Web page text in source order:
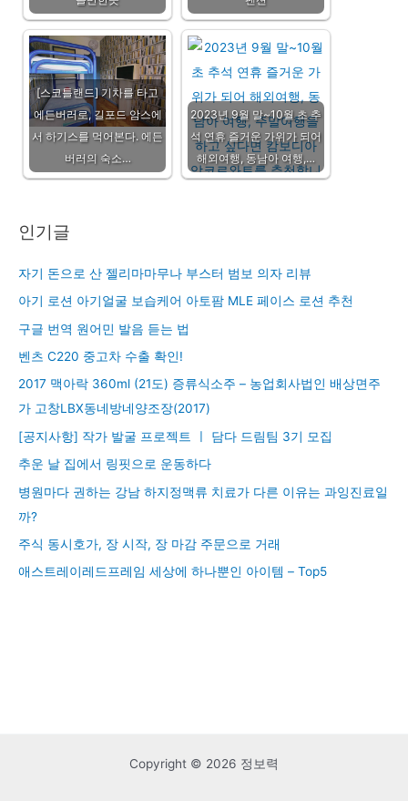
[스코틀랜드] 기차를 타고
에든버러로, 길포드 암스에
서 하기스를 먹어본다. 에든
버러의 숙소…
2023년 9월 말~10월 초 추
석 연휴 즐거운 가위가 되어
해외여행, 동남아 여행,…
인기글
자기 돈으로 산 젤리마마무나 부스터 범보 의자 리뷰
아기 로션 아기얼굴 보습케어 아토팜 MLE 페이스 로션 추천
구글 번역 원어민 발음 듣는 법
벤츠 C220 중고차 수출 확인!
2017 맥아락 360ml (21도) 증류식소주 – 농업회사법인 배상면주
가 고창LBX동네방네양조장(2017)
[공지사항] 작가 발굴 프로젝트 ㅣ 담다 드림팀 3기 모집
추운 날 집에서 링핏으로 운동하다
병원마다 권하는 강남 하지정맥류 치료가 다른 이유는 과잉진료일
까?
주식 동시호가, 장 시작, 장 마감 주문으로 거래
애스트레이레드프레임 세상에 하나뿐인 아이템 – Top5
Copyright © 2026 정보력